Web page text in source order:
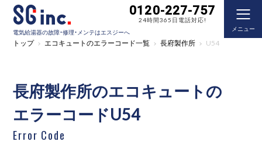
電気給湯器の故障・修理・メンテはエスジーへ
0120-227-757
24時間365日電話対応!
メニュー
トップ エコキュートのエラーコード一覧 長府製作所 U54
長府製作所のエコキュートの
エラーコードU54
Error Code